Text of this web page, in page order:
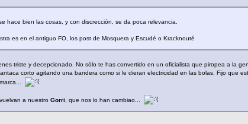
hace bien las cosas, y con discrección, se da poca relevancia.
es en el antiguo FO, los post de Mosquera y Escudé o Kracknouté
triste y decepcionado. No sólo te has convertido en un oficialista que piropea a la
corto agitando una bandera como si le dieran electricidad en las bolas. Fijo que
a nuestro Gorri , que nos lo han cambiao...